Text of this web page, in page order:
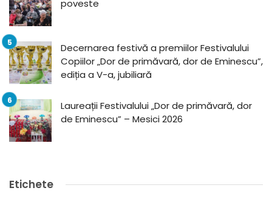
poveste
Decernarea festivă a premiilor Festivalului
Copiilor „Dor de primăvară, dor de Eminescu”,
ediția a V-a, jubiliară
Laureații Festivalului „Dor de primăvară, dor
de Eminescu” – Mesici 2026
Etichete